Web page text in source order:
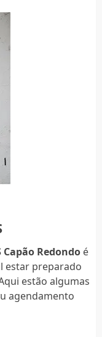
Capão Redondoé
estar preparado
estão algumas
agendamento